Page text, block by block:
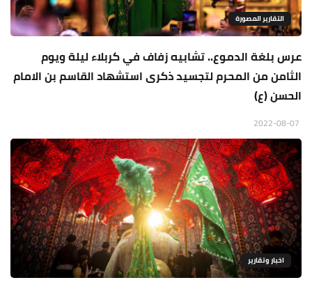
التقارير المصورة
عرس بلغة الدموع.. تشابيه زفاف في كربلاء ليلة ويوم
الثامن من المحرم لتجسيد ذكرى استشهاد القاسم بن الامام
الحسن (ع)
اخبار وتقارير